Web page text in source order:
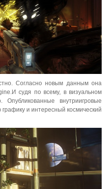
Согласно новым данным она
судя по всему, в визуальном
внутриигровые
и интересный космический